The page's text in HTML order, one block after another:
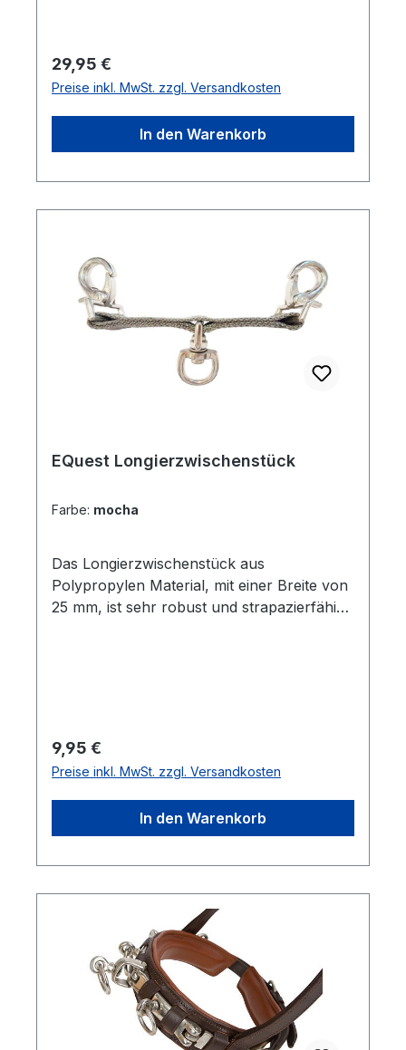
Regulärer Preis:
29,95 €
Preise inkl. MwSt. zzgl. Versandkosten
In den Warenkorb
EQuest Longierzwischenstück
Farbe: mocha
Das Longierzwischenstück aus
Polypropylen Material, mit einer Breite von
25 mm, ist sehr robust und strapazierfähig.
Longieren, sodass kein Umschnallen mehr
nötig ist. Das Zwischenstück ist
antibakteriell und hat eine sehr geringe
Wasseraufnahme.
Regulärer Preis:
9,95 €
Preise inkl. MwSt. zzgl. Versandkosten
In den Warenkorb